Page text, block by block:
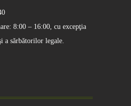
8:00 – 16:00, cu excepţia
a sărbătorilor legale.